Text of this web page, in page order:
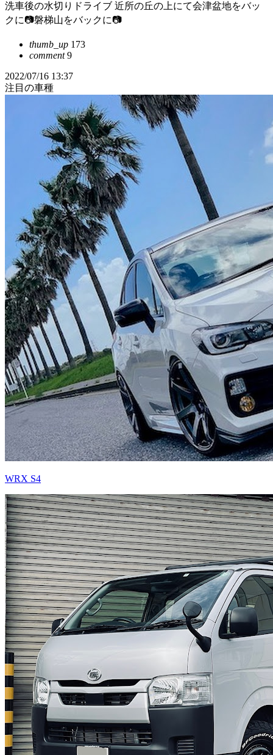
洗車後の水切りドライブ 近所の丘の上にて会津盆地をバッ
クに📷磐梯山をバックに📷
thumb_up 173
comment9
2022/07/16 13:37
注目の車種
WRX S4